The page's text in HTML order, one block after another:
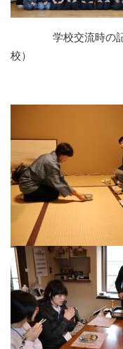
学校交流時の記念
校）